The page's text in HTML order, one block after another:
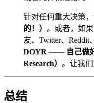
针对任何重大决策，
的！） 。或者，如
友、Twitter、Reddit
DOYR —— 自己做
Research） 。让我们
总结